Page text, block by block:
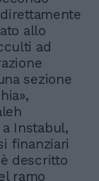
allo
ad
sezione
Instabul,
finanziari
descritto
ramo